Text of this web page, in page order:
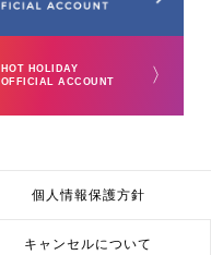
HOT HOLIDAY
OFFICIAL ACCOUNT
〉
個人情報保護方針
キャンセルについて